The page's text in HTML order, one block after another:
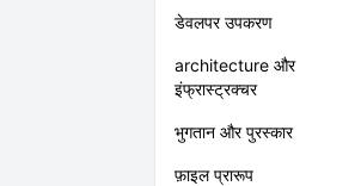
डेवलपर उपकरण
architecture और
इंफ्रास्ट्रक्चर
भुगतान और पुरस्कार
फ़ाइल प्रारूप